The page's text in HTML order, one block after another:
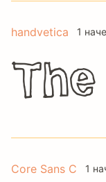
handvetica 1
Core Sans C 1